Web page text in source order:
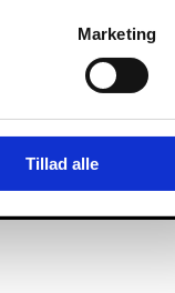
Marketing
Tillad alle